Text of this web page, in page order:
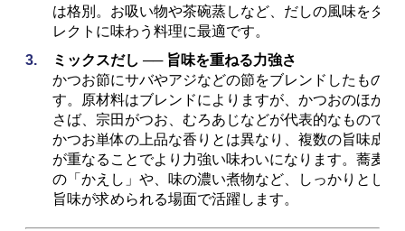
は格別。お吸い物や茶碗蒸しなど、だしの風味をダイ
レクトに味わう料理に最適です。
ミックスだし ── 旨味を重ねる力強さ
かつお節にサバやアジなどの節をブレンドしたもので
す。原材料はブレンドによりますが、かつおのほか、
さば、宗田がつお、むろあじなどが代表的なものです
かつお単体の上品な香りとは異なり、複数の旨味成分
が重なることでより力強い味わいになります。蕎麦屋
の「かえし」や、味の濃い煮物など、しっかりとした
旨味が求められる場面で活躍します。